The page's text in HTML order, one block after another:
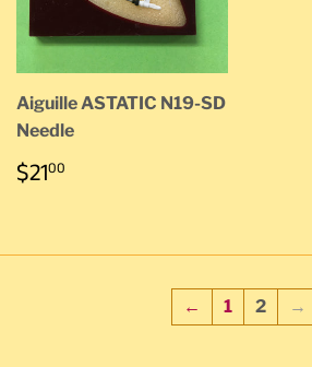
Aiguille ASTATIC N19-SD
Needle
PRIX
RÉGULIER
$2100
← 1 2 →